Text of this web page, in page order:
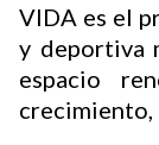
VIDA es el
y deportiva
espacio